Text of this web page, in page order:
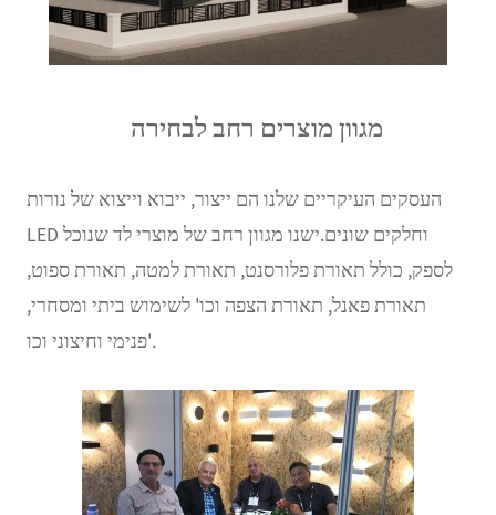
מגוון מוצרים רחב לבחירה
העסקים העיקריים שלנו הם ייצור, ייבוא ​​וייצוא של נורות
LED וחלקים שונים.ישנו מגוון רחב של מוצרי לד שנוכל
לספק, כולל תאורת פלורסנט, תאורת למטה, תאורת ספוט,
תאורת פאנל, תאורת הצפה וכו' לשימוש ביתי ומסחרי,
פנימי וחיצוני וכו'.